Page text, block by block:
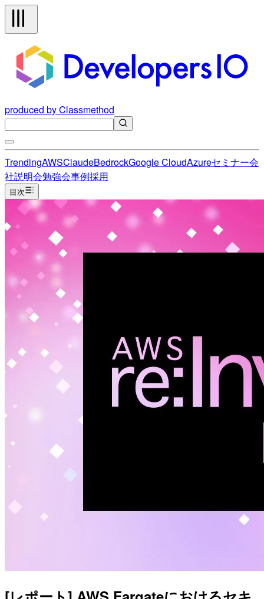
produced by Classmethod
TrendingAWSClaudeBedrockGoogle CloudAzureセミナー会
社説明会勉強会事例採用
目次